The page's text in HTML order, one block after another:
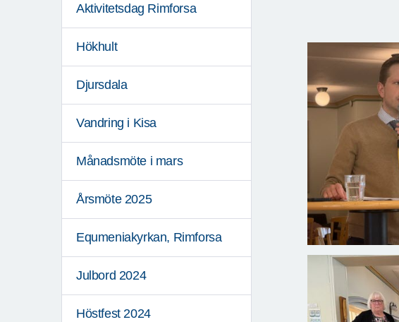
Aktivitetsdag Rimforsa
Hökhult
Djursdala
Vandring i Kisa
Månadsmöte i mars
Årsmöte 2025
Equmeniakyrkan, Rimforsa
Julbord 2024
Höstfest 2024